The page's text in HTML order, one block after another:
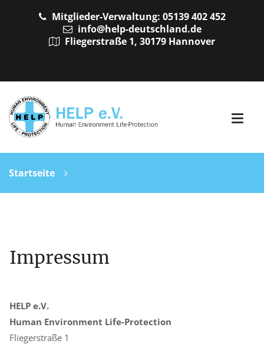
Mitglieder-Verwaltung: 05139 402 452
info@help-deutschland.de
Fliegerstraße 1, 30179 Hannover
Startseite
Impressum
HELP e.V.
Human Environment Life-Protection
Fliegerstraße 1